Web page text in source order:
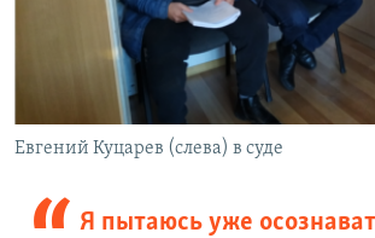
Евгений Куцарев (слева) в суде
Я пытаюсь уже